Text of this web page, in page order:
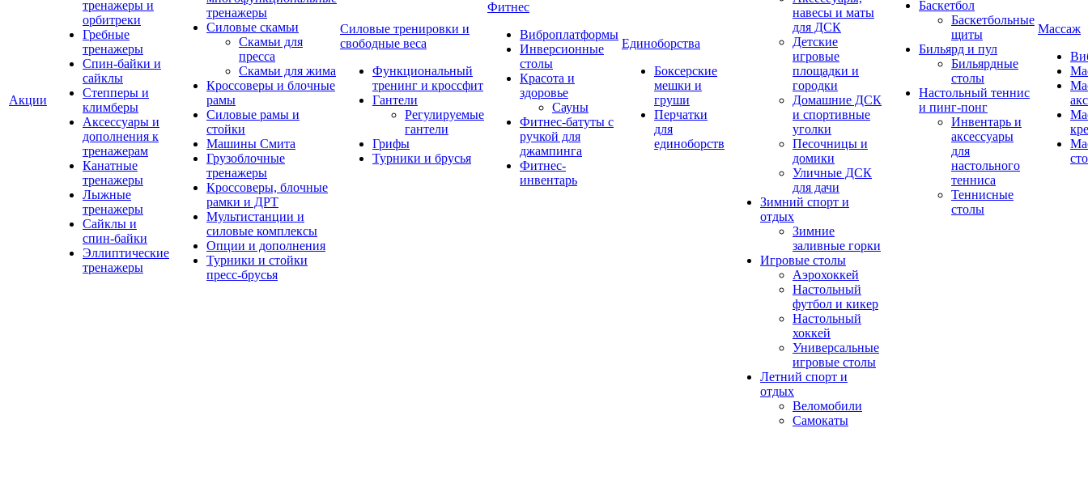
Акции
тренажеры и
орбитреки
Гребные
тренажеры
Спин-байки и
сайклы
Степперы и
климберы
Аксессуары и
дополнения к
тренажерам
Канатные
тренажеры
Лыжные
тренажеры
Сайклы и
спин-байки
Эллиптические
тренажеры
тренажеры
Силовые скамьи
Скамьи для
пресса
Скамьи для жима
Кроссоверы и блочные
рамы
Силовые рамы и
стойки
Машины Смита
Грузоблочные
тренажеры
Кроссоверы, блочные
рамки и ДРТ
Мультистанции и
силовые комплексы
Опции и дополнения
Турники и стойки
пресс-брусья
Силовые тренировки и
свободные веса
Функциональный
тренинг и кроссфит
Гантели
Регулируемые
гантели
Грифы
Турники и брусья
Фитнес
Виброплатформы
Инверсионные
столы
Красота и
здоровье
Сауны
Фитнес-батуты с
ручкой для
джампинга
Фитнес-
инвентарь
Единоборства
Боксерские
мешки и
груши
Перчатки
для
единоборств
навесы и маты
для ДСК
Детские
игровые
площадки и
городки
Домашние ДСК
и спортивные
уголки
Песочницы и
домики
Уличные ДСК
для дачи
Зимний спорт и
отдых
Зимние
заливные горки
Игровые столы
Аэрохоккей
Настольный
футбол и кикер
Настольный
хоккей
Универсальные
игровые столы
Летний спорт и
отдых
Веломобили
Самокаты
Баскетбол
Баскетбольные
щиты
Бильярд и пул
Бильярдные
столы
Настольный теннис
и пинг-понг
Инвентарь и
аксессуары
для
настольного
тенниса
Теннисные
столы
Массаж